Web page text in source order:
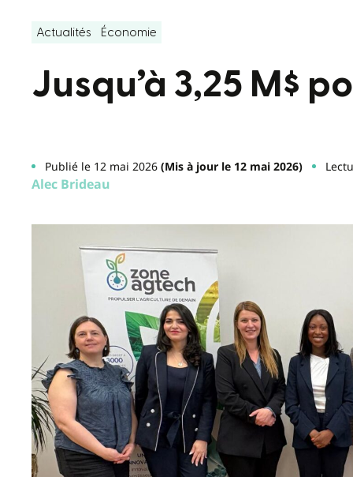
Actualités Économie
Jusqu’à 3,25 M$
Publié le 12 mai 2026(Mis à jour le 12 mai 2026)
Alec Brideau